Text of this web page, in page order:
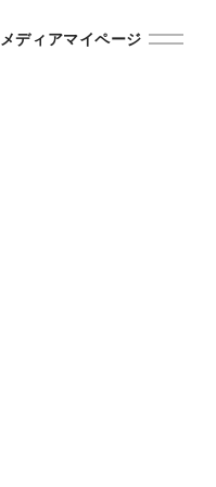
メディアマイページ